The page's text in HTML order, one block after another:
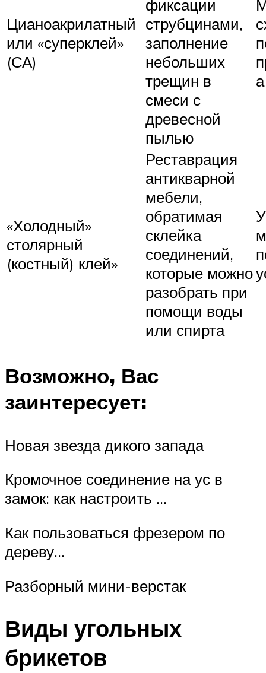
Цианоакрилатный
или «суперклей»
(СА)
фиксации
струбцинами,
заполнение
небольших
трещин в
смеси с
древесной
пылью
«Холодный»
столярный
(костный) клей»
Реставрация
антикварной
мебели,
обратимая
склейка
соединений,
которые можно
разобрать при
помощи воды
или спирта
Возможно, Вас
заинтересует:
Новая звезда дикого запада
Кромочное соединение на ус в
замок: как настроить …
Как пользоваться фрезером по
дереву…
Разборный мини-верстак
Виды угольных
брикетов